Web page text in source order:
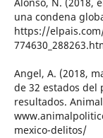
una condena
https://
Angel, A. (2018,
de 32 estados del
resultados.
mexico-delitos/